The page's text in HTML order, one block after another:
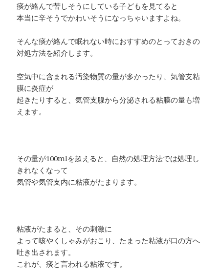
痰が絡んで苦しそうにしている子どもを見てると
本当に辛そうでかわいそうになっちゃいますよね。
そんな痰が絡んで眠れない時におすすめのとっておきの
対処方法を紹介します。
空気中に含まれる汚染物質の量が多かったり、気管支粘
膜に炎症が
起きたりすると、気管支腺から分泌される粘膜の量も増
えます。
その量が100mlを超えると、自然の処理方法では処理し
きれなくなって
気管や気管支内に粘液がたまります。
粘液がたまると、その刺激に
よって咳やくしゃみがおこり、たまった粘液が口の方へ
吐き出されます。
これが、痰と言われる粘液です。